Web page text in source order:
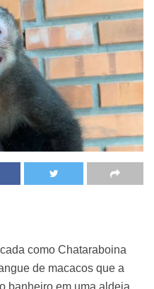
como Chataraboina
de macacos que a
banheiro em uma aldeia